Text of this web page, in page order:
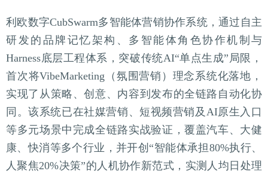
利欧数字CubSwarm多智能体营销协作系统，通过自主
研发的品牌记忆架构、多智能体角色协作机制与
Harness底层工程体系，突破传统AI“单点生成”局限，
首次将VibeMarketing（氛围营销）理念系统化落地，
实现了从策略、创意、内容到发布的全链路自动化协
同。该系统已在社媒营销、短视频营销及AI原生入口
等多元场景中完成全链路实战验证，覆盖汽车、大健
康、快消等多个行业，并开创“智能体承担80%执行、
人聚焦20%决策”的人机协作新范式，实测人均日处理